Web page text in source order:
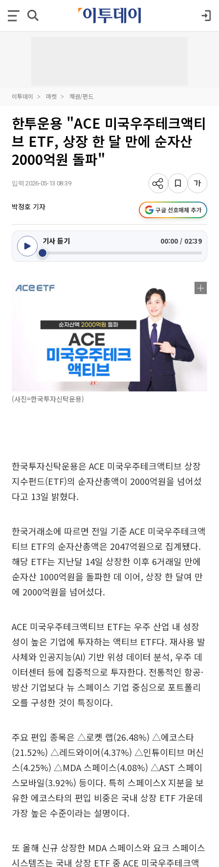
이투데이 마켓 채권/펀드
한투운용 "ACE 미국우주테크액티
브 ETF, 상장 한 달 만에 순자산
2000억원 돌파"
입력 2026-05-13 08:39
박정호 기자 구글 선호매체 추가
기사 듣기 00:00 / 02:39
(사진=한국투자신탁운용)
한국투자신탁운용은 ACE 미국우주테크액티브 상장
지수펀드(ETF)의 순자산총액이 2000억원을 넘어섰
다고 13일 밝혔다.
한국거래소에 따르면 전일 기준 ACE 미국우주테크액
티브 ETF의 순자산총액은 2047억원으로 집계됐다.
해당 ETF는 지난달 14일 상장한 이후 6거래일 만에
순자산 1000억원을 돌파한 데 이어, 상장 한 달여 만
에 2000억원을 넘어섰다.
ACE 미국우주테크액티브 ETF는 우주 산업 내 성장
성이 높은 기업에 투자하는 액티브 ETF다. 재사용 발
사체와 인공지능(AI) 기반 위성 데이터 분석, 우주 데
이터센터 등에 집중적으로 투자한다. 전통적인 항공·
방산 기업보다 뉴 스페이스 기업 중심으로 포트폴리
오를 구성한 것이 특징이다.
주요 편입 종목은 △로켓 랩(26.48%) △에코스타
(21.52%) △레드와이어(4.37%) △인튜이티브 머신
스(4.25%) △MDA 스페이스(4.08%) △AST 스페이
스모바일(3.92%) 등이다. 특히 스페이스X 지분을 보
유한 에코스타의 편입 비중은 국내 상장 ETF 가운데
가장 높은 수준이라는 설명이다.
또 올해 신규 상장한 MDA 스페이스와 요크 스페이스
시스템즈는 국내 상장 ETF 중 ACE 미국우주테크액